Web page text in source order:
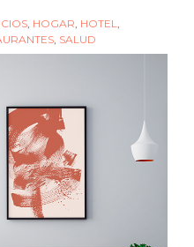
HOGAR HOTEL
SALUD